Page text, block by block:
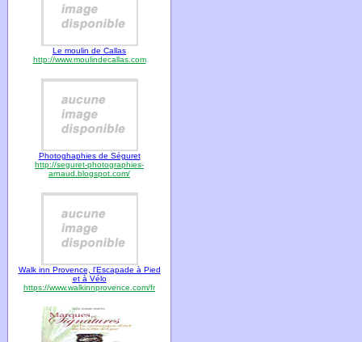
Le moulin de Callas
http://www.moulindecallas.com
Photoghaphies de Séguret
http://seguret-photographies-
arnaud.blogspot.com/
Walk inn Provence, l'Escapade à Pied
et à Vélo
https://www.walkinnprovence.com/fr